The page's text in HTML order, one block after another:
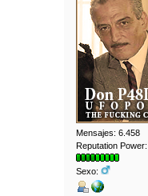
Mensajes: 6.458
Reputation
Sexo: